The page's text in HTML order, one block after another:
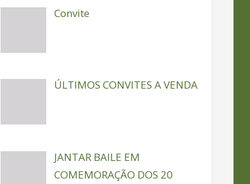
Convite
ÚLTIMOS CONVITES A VENDA
JANTAR BAILE EM
COMEMORAÇÃO DOS 20